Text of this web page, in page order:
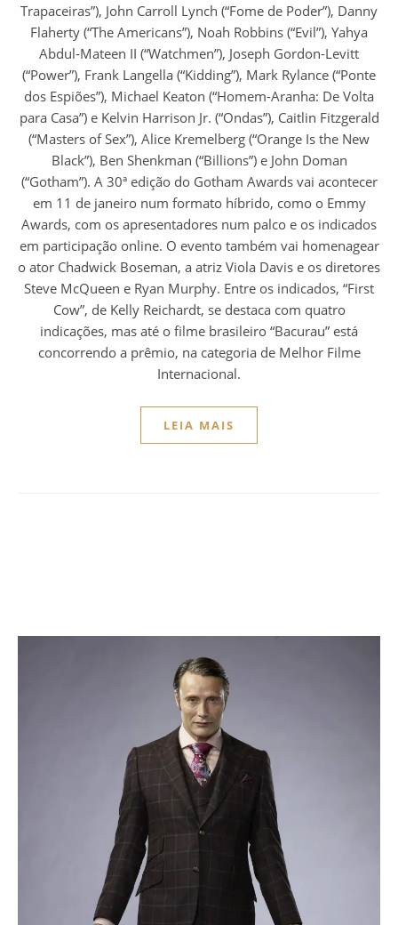
Trapaceiras”), John Carroll Lynch (“Fome de Poder”), Danny
Flaherty (“The Americans”), Noah Robbins (“Evil”), Yahya
Abdul-Mateen II (“Watchmen”), Joseph Gordon-Levitt
(“Power”), Frank Langella (“Kidding”), Mark Rylance (“Ponte
dos Espiões”), Michael Keaton (“Homem-Aranha: De Volta
para Casa”) e Kelvin Harrison Jr. (“Ondas”), Caitlin Fitzgerald
(“Masters of Sex”), Alice Kremelberg (“Orange Is the New
Black”), Ben Shenkman (“Billions”) e John Doman
(“Gotham”). A 30ª edição do Gotham Awards vai acontecer
em 11 de janeiro num formato híbrido, como o Emmy
Awards, com os apresentadores num palco e os indicados
em participação online. O evento também vai homenagear
o ator Chadwick Boseman, a atriz Viola Davis e os diretores
Steve McQueen e Ryan Murphy. Entre os indicados, “First
Cow”, de Kelly Reichardt, se destaca com quatro
indicações, mas até o filme brasileiro “Bacurau” está
concorrendo a prêmio, na categoria de Melhor Filme
Internacional.
LEIA MAIS